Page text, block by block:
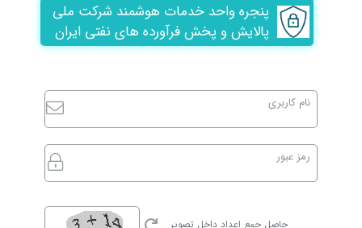
نام کاربری
رمز عبور
پنجره واحد خدمات هوشمند شرکت ملی
پالایش و پخش فرآورده های نفتی ایران